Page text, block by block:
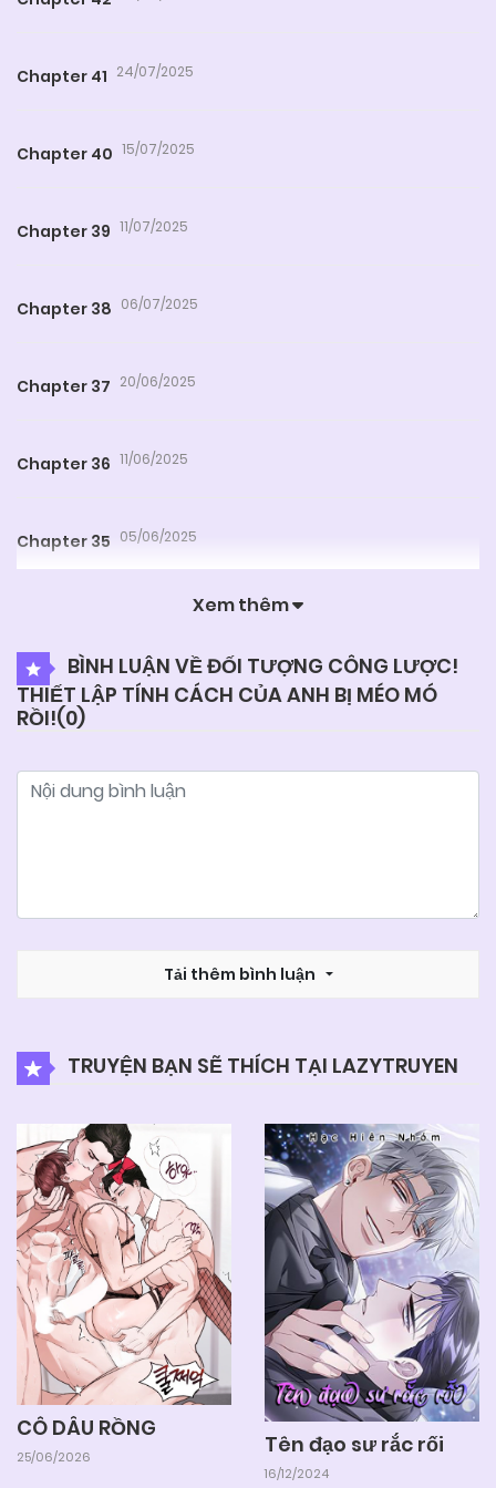
Chapter 41 24/07/2025
Chapter 40 15/07/2025
Chapter 39 11/07/2025
Chapter 38 06/07/2025
Chapter 37 20/06/2025
Chapter 36 11/06/2025
Chapter 35 05/06/2025
05/06/2025
Chapter 33 05/06/2025
Chapter 32 05/06/2025
05/06/2025
Chapter 28 05/06/2025
Chapter 27 05/06/2025
Chapter 26 05/06/2025
Chapter 25 05/06/2025
Chapter 24 05/06/2025
Chapter 23
Xem thêm
BÌNH LUẬN VỀ ĐỐI TƯỢNG CÔNG LƯỢC!
THIẾT LẬP TÍNH CÁCH CỦA ANH BỊ MÉO MÓ
RỒI!(0)
Tải thêm bình luận
TRUYỆN BẠN SẼ THÍCH TẠI LAZYTRUYEN
CÔ DÂU RỒNG
25/06/2026 Tên đạo sư rắc rối
16/12/2024